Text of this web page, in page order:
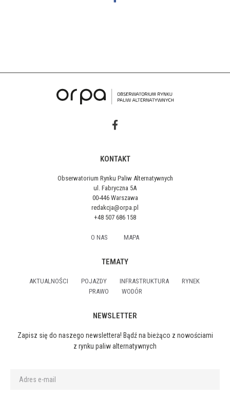
KONTAKT
Obserwatorium Rynku Paliw Alternatywnych
ul. Fabryczna 5A
00-446 Warszawa
redakcja@orpa.pl
+48 507 686 158
O NAS MAPA
TEMATY
AKTUALNOŚCI POJAZDY INFRASTRUKTURA
RYNEK
PRAWO
WODÓR
NEWSLETTER
Zapisz się do naszego newslettera! Bądź na bieżąco z nowościami
z rynku paliw alternatywnych